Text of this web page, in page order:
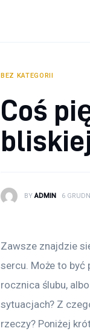
BEZ KATEGORII
Coś
BY ADMIN 6
Zawsze znajdzie
sercu. Może to być
rocznica ślubu,
sytuacjach? Z
rzeczy? Poniżej